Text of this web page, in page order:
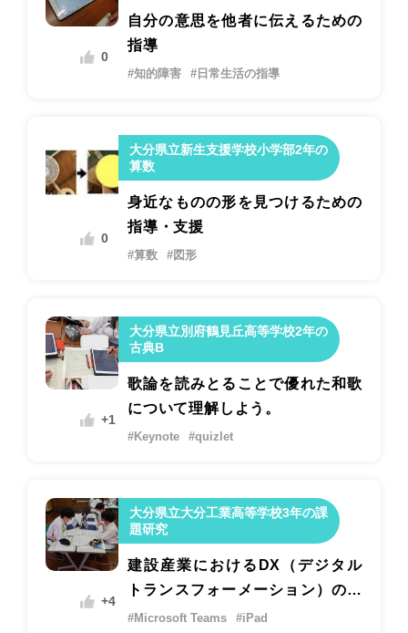
0
自分の意思を他者に伝えるための
指導
#知的障害 #日常生活の指導
大分県立新生支援学校小学部2年の
算数
0
身近なものの形を見つけるための
指導・支援
#算数 #図形
大分県立別府鶴見丘高等学校2年の
古典B
+1
歌論を読みとることで優れた和歌
について理解しよう。
#Keynote #quizlet
大分県立大分工業高等学校3年の課
題研究
+4
建設産業におけるDX（デジタル
トランスフォーメーション）の現
状と私たちの考える未来の建設産
#Microsoft Teams #iPad